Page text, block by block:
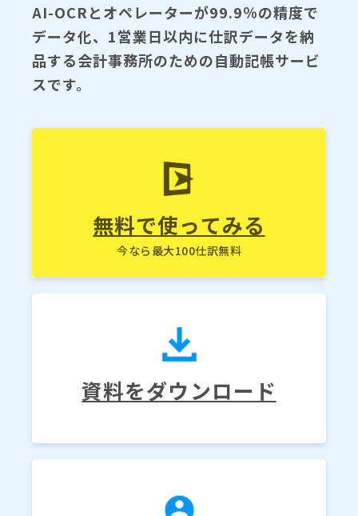
AI-OCRとオペレーターが99.9％の精度で
データ化、1営業日以内に仕訳データを納
品する会計事務所のための自動記帳サービ
スです。
無料で使ってみる
今なら最大100仕訳無料
資料をダウンロード